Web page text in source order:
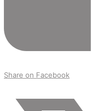
Share on Facebook